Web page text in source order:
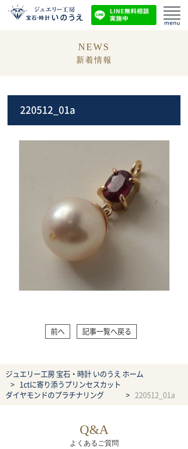
NEWS
新着情報
220512_01a
前へ 記事一覧へ戻る
ジュエリー工房 宝石・時計 いのうえ ホーム
1ctに寄り添うプリンセスカット
ダイヤモンドのプラチナリング
220512_01a
Q&A
よくあるご質問